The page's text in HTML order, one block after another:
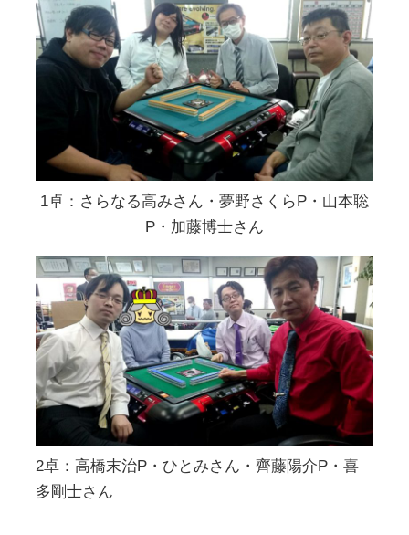
1卓：さらなる高みさん・夢野さくらP・山本聡
P・加藤博士さん
2卓：高橋末治P・ひとみさん・齊藤陽介P・喜
多剛士さん